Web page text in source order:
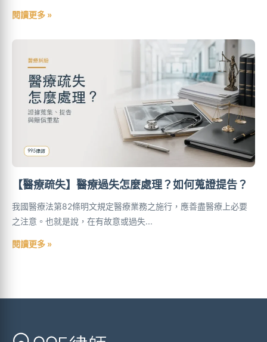
閱讀更多 »
【醫療疏失】醫療過失怎麼處理？如何蒐證提告？
我國醫療法第82條明文規定醫療業務之施行，應善盡醫療上必要
之注意。也就是說，在有故意或過失...
閱讀更多 »